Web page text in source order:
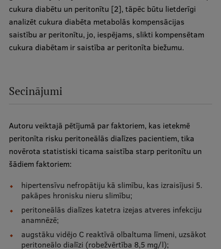
cukura diabētu un peritonītu [2], tāpēc būtu lietderīgi
analizēt cukura diabēta metabolās kompensācijas
saistību ar peritonītu, jo, iespējams, slikti kompensētam
cukura diabētam ir saistība ar peritonīta biežumu.
Secinājumi
Autoru veiktajā pētījumā par faktoriem, kas ietekmē
peritonīta risku peritoneālās dialīzes pacientiem, tika
novērota statistiski ticama saistība starp peritonītu un
šādiem faktoriem:
hipertensīvu nefropātiju kā slimību, kas izraisījusi 5.
pakāpes hronisku nieru slimību;
peritoneālās dialīzes katetra izejas atveres infekciju
anamnēzē;
augstāku vidējo C reaktīvā olbaltuma līmeni, uzsākot
peritoneālo dialīzi (robežvērtība 8,5 mg/l);